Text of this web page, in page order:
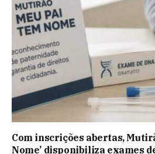
Com inscrições abertas,
Nome’ disponibiliza exames